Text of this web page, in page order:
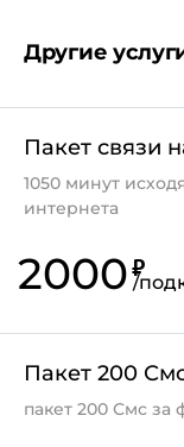
Кбит/с;
Другие
Пакет связи
1050 минут
интернета
2000₽
/
Пакет 200
пакет 200 Смс за